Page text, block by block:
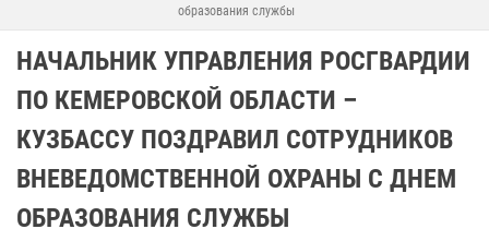
образования службы
НАЧАЛЬНИК УПРАВЛЕНИЯ РОСГВАРДИИ
ПО КЕМЕРОВСКОЙ ОБЛАСТИ –
КУЗБАССУ ПОЗДРАВИЛ СОТРУДНИКОВ
ВНЕВЕДОМСТВЕННОЙ ОХРАНЫ С ДНЕМ
ОБРАЗОВАНИЯ СЛУЖБЫ